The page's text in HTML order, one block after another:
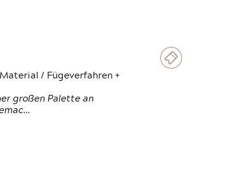
/ Fügeverfahren +
großen Palette an